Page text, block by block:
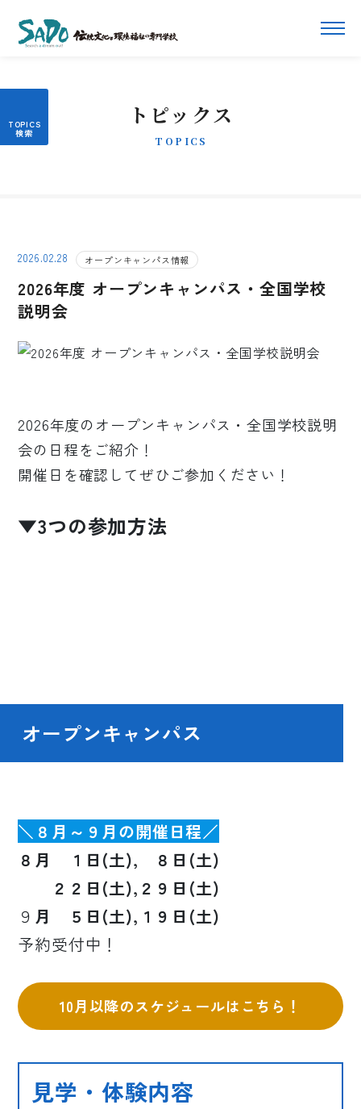
トピックス
TOPICS
2026.02.28 オープンキャンパス情報
2026年度 オープンキャンパス・全国学校
説明会
2026年度のオープンキャンパス・全国学校説明
会の日程をご紹介！
開催日を確認してぜひご参加ください！
▼3つの参加方法
オープンキャンパス
＼８月～９月の開催日程／
８ 月 １日 (土), ８日(土)
２２日(土),２９日(土)
９ 月 ５日 (土),１９日(土)
予約受付中！
10月以降のスケジュールはこちら！
見学・体験内容